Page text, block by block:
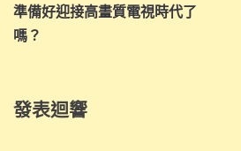
導
覽
準備好迎接高畫質電視時代了
嗎？
發表迴響